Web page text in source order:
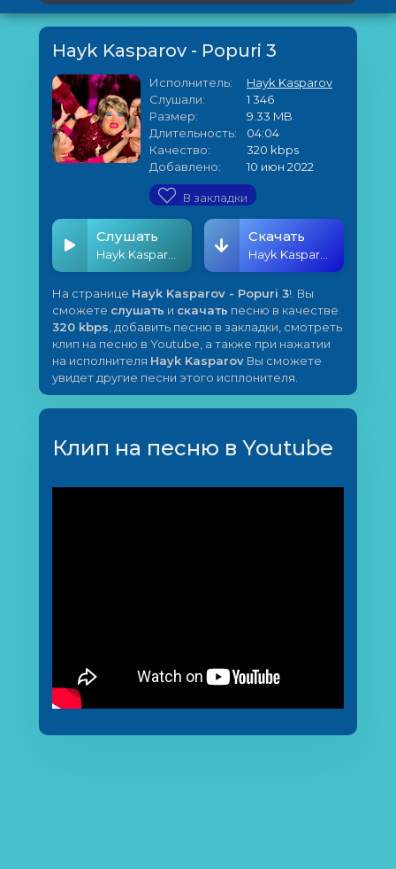
Hayk Kasparov - Popuri 3
Исполнитель:
Hayk Kasparov
Слушали:
1 346
Размер:
9.33 MB
Длительность:
04:04
Качество:
320 kbps
Добавлено:
10 июн 2022
В закладки
Слушать Скачать
Hayk Kasparov - Popuri 3
На странице Hayk Kasparov - Popuri 3!. Вы
сможете слушать и скачать песню в качестве
320 kbps , добавить песню в закладки, смотреть
клип на песню в Youtube, а также при нажатии
на исполнителя Hayk Kasparov Вы сможете
увидет другие песни этого исплонителя.
Клип на песню в Youtube